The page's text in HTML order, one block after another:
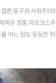
혼:동구권 사회주의
은 정통 마르크스
어느 정도 동등한
문을 오마쥬한 것이
일컫는 데 대단히
을 해방시킬 수 있